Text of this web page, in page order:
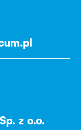
z o.o.